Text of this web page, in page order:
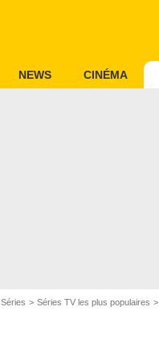
NEWS CINÉMA
Séries Séries TV les plus populaires